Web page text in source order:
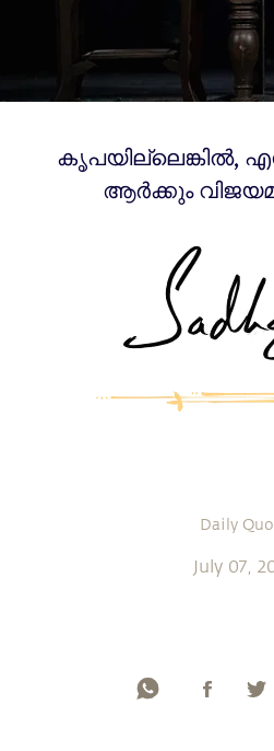
കൃപയില്ലെങ്കിൽ,
ആർക്കും
Daily
July 07,